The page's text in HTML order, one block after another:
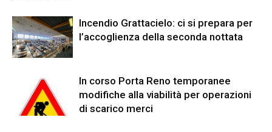
Incendio Grattacielo: ci si prepara per
l’accoglienza della seconda nottata
In corso Porta Reno temporanee
modifiche alla viabilità per operazioni
di scarico merci